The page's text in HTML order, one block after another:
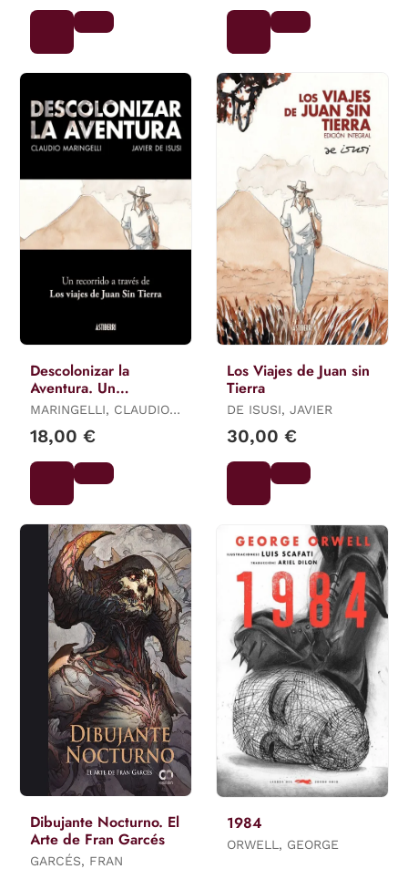
Descolonizar la
Aventura. Un
Recorrido a Través de
los Viajes de Juan sin
Tierra
MARINGELLI, CLAUDIO /
DE ISUSI, JAVIER
18,00 €
Los Viajes de Juan sin
Tierra
DE ISUSI, JAVIER
30,00 €
Dibujante Nocturno. El
Arte de Fran Garcés
GARCÉS, FRAN
1984
ORWELL, GEORGE